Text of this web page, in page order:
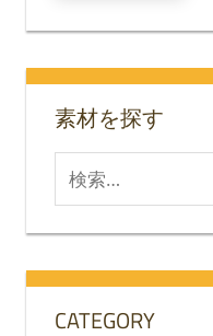
ー
ジ
送
り
素材を探す
索
対
CATEGORY